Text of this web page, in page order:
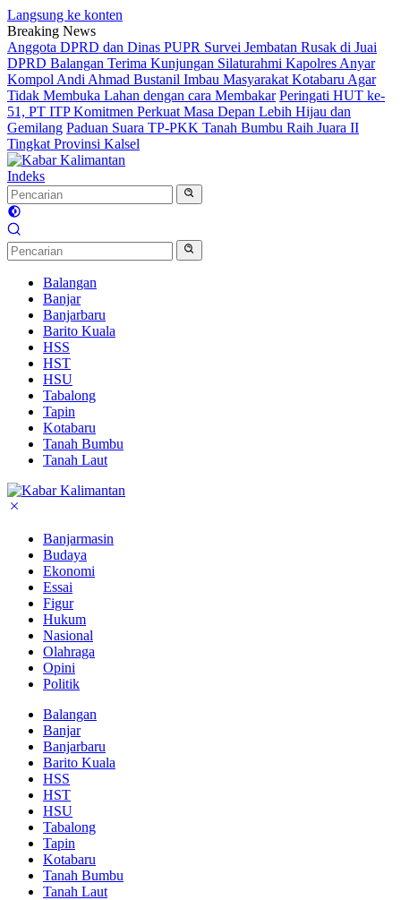
Langsung ke konten
Breaking News
Anggota DPRD dan Dinas PUPR Survei Jembatan Rusak di Juai
DPRD Balangan Terima Kunjungan Silaturahmi Kapolres Anyar
Kompol Andi Ahmad Bustanil Imbau Masyarakat Kotabaru Agar
Tidak Membuka Lahan dengan cara Membakar Peringati HUT ke-
51, PT ITP Komitmen Perkuat Masa Depan Lebih Hijau dan
Gemilang Paduan Suara TP-PKK Tanah Bumbu Raih Juara II
Tingkat Provinsi Kalsel
Indeks
Balangan
Banjar
Banjarbaru
Barito Kuala
HSS
HST
HSU
Tabalong
Tapin
Kotabaru
Tanah Bumbu
Tanah Laut
Banjarmasin
Budaya
Ekonomi
Essai
Figur
Hukum
Nasional
Olahraga
Opini
Politik
Balangan
Banjar
Banjarbaru
Barito Kuala
HSS
HST
HSU
Tabalong
Tapin
Kotabaru
Tanah Bumbu
Tanah Laut